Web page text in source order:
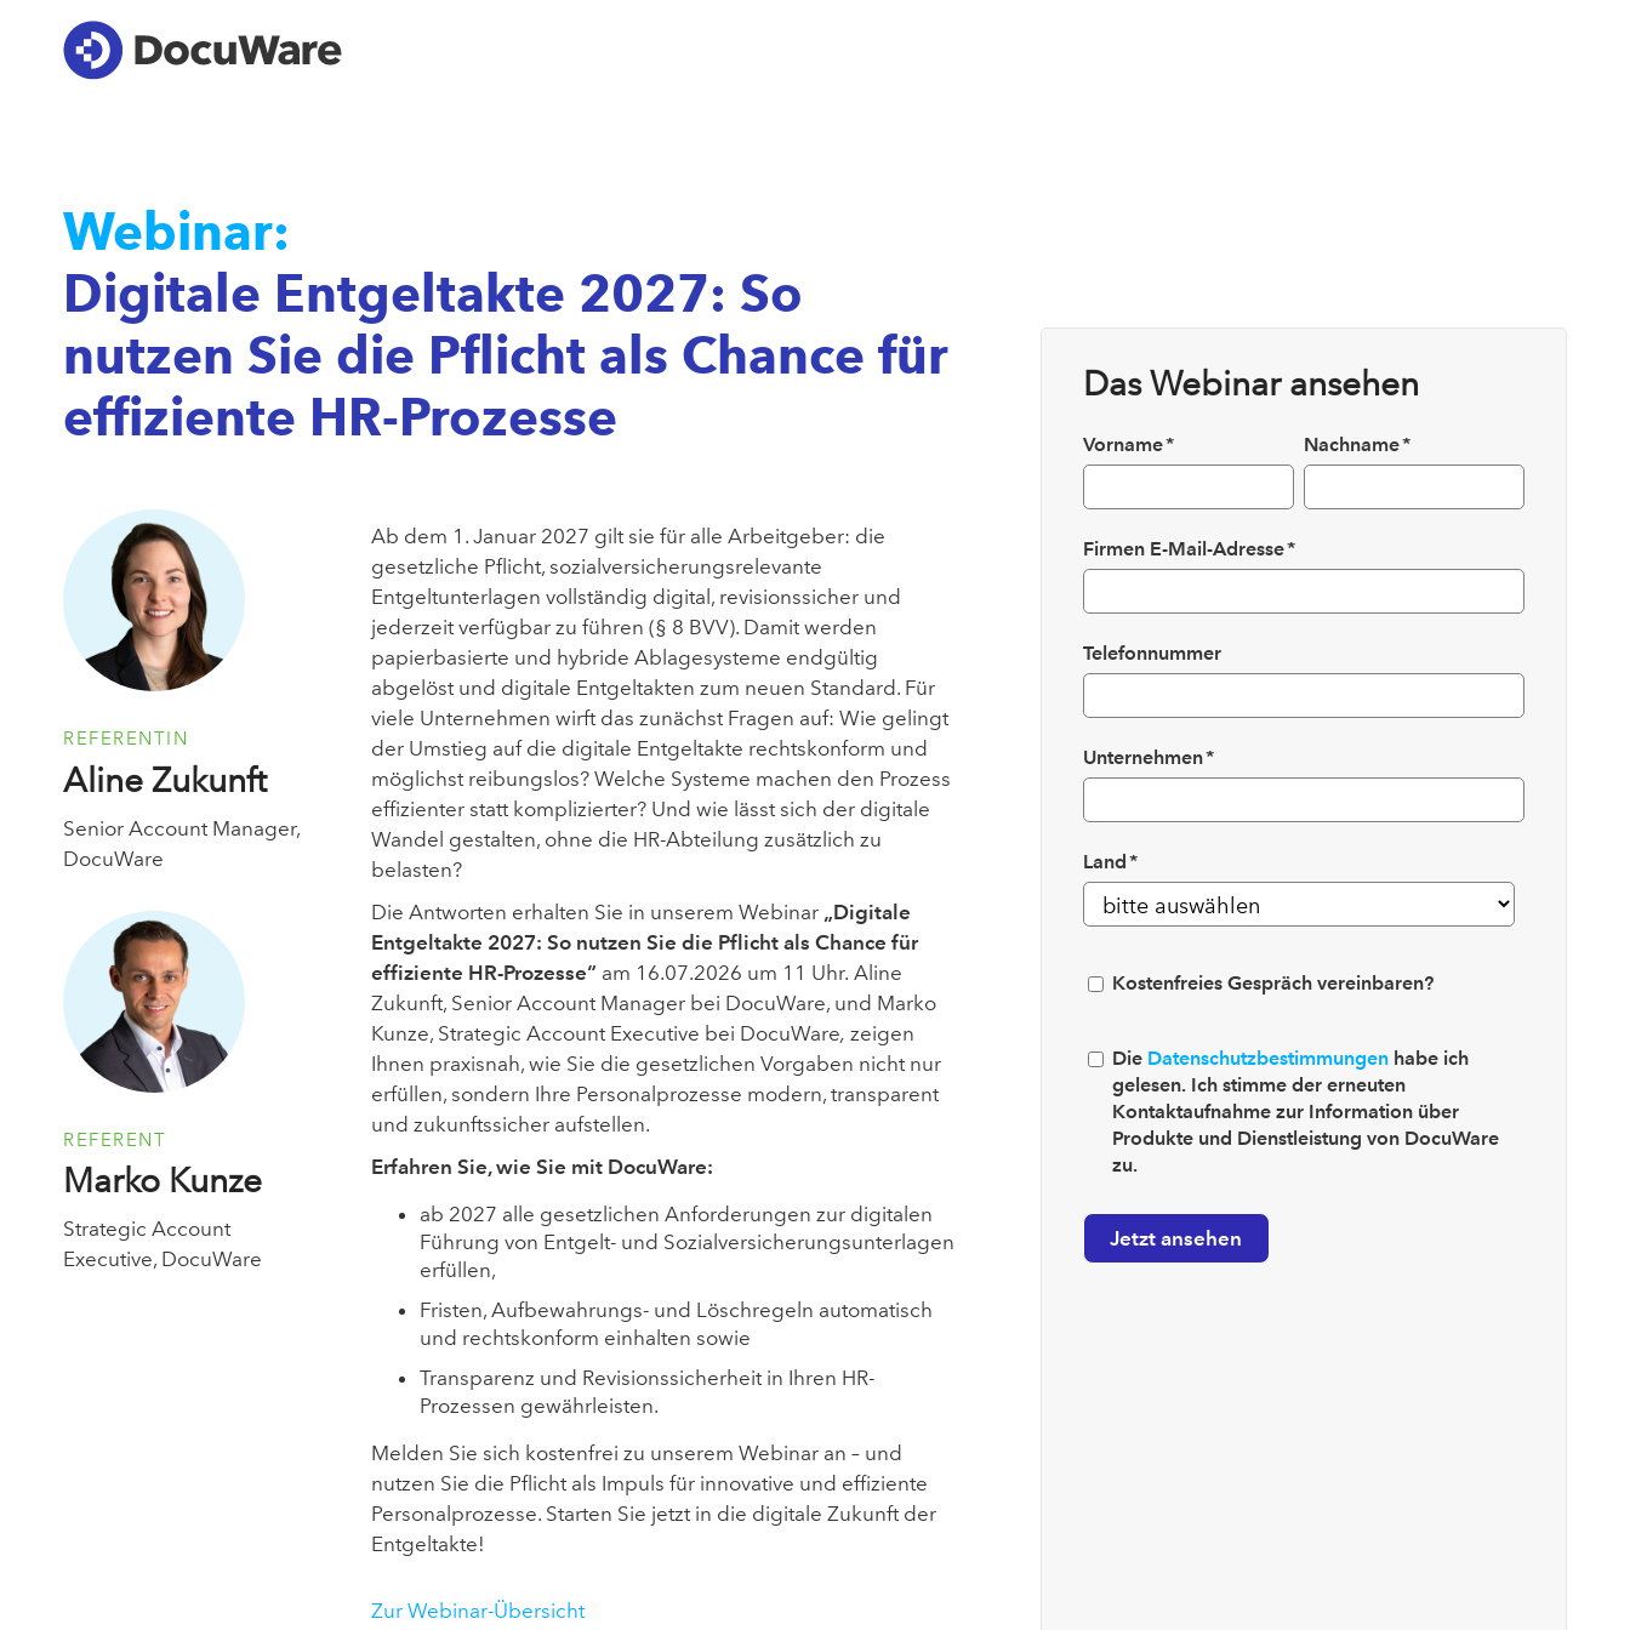
Webinar:
Digitale Entgeltakte 2027: So
nutzen Sie die Pflicht als Chance für
effiziente HR-Prozesse
REFERENTIN
Aline Zukunft
Senior Account Manager,
DocuWare
REFERENT
Marko Kunze
Strategic Account
Executive, DocuWare
Ab dem 1. Januar 2027 gilt sie für alle Arbeitgeber: die
gesetzliche Pflicht, sozialversicherungsrelevante
Entgeltunterlagen vollständig digital, revisionssicher und
jederzeit verfügbar zu führen (§ 8 BVV). Damit werden
papierbasierte und hybride Ablagesysteme endgültig
abgelöst und digitale Entgeltakten zum neuen Standard. Für
viele Unternehmen wirft das zunächst Fragen auf: Wie gelingt
der Umstieg auf die digitale Entgeltakte rechtskonform und
möglichst reibungslos? Welche Systeme machen den Prozess
effizienter statt komplizierter? Und wie lässt sich der digitale
Wandel gestalten, ohne die HR-Abteilung zusätzlich zu
belasten?
Die Antworten erhalten Sie in unserem Webinar „Digitale
Entgeltakte 2027: So nutzen Sie die Pflicht als Chance für
effiziente HR-Prozesse“ am 16.07.2026 um 11 Uhr. Aline
Zukunft, Senior Account Manager bei DocuWare, und Marko
Kunze, Strategic Account Executive bei DocuWare, zeigen
Ihnen praxisnah, wie Sie die gesetzlichen Vorgaben nicht nur
erfüllen, sondern Ihre Personalprozesse modern, transparent
und zukunftssicher aufstellen.
Erfahren Sie, wie Sie mit DocuWare:
ab 2027 alle gesetzlichen Anforderungen zur digitalen
Führung von Entgelt- und Sozialversicherungsunterlagen
erfüllen,
Fristen, Aufbewahrungs- und Löschregeln automatisch
und rechtskonform einhalten sowie
Transparenz und Revisionssicherheit in Ihren HR-
Prozessen gewährleisten.
Melden Sie sich kostenfrei zu unserem Webinar an – und
nutzen Sie die Pflicht als Impuls für innovative und effiziente
Personalprozesse. Starten Sie jetzt in die digitale Zukunft der
Entgeltakte!
Zur Webinar-Übersicht
Das Webinar ansehen
Vorname* Nachname*
Firmen E-Mail-Adresse*
Telefonnummer
Unternehmen*
Land*
Kostenfreies Gespräch vereinbaren?
Die Datenschutzbestimmungenhabe ich
gelesen. Ich stimme der erneuten
Kontaktaufnahme zur Information über
Produkte und Dienstleistung von DocuWare
zu.